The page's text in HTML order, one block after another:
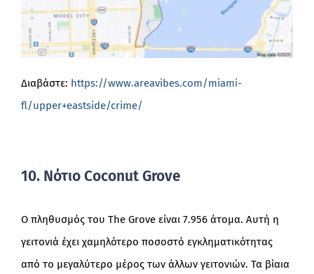
Διαβάστε: https://www.areavibes.com/miami-
fl/upper+eastside/crime/
10. Νότιο Coconut Grove
Ο πληθυσμός του The Grove είναι 7.956 άτομα. Αυτή η
γειτονιά έχει χαμηλότερο ποσοστό εγκληματικότητας
από το μεγαλύτερο μέρος των άλλων γειτονιών. Τα βίαια